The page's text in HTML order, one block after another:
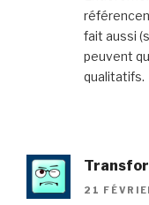
fait aussi
peuvent
qualitatifs.
21